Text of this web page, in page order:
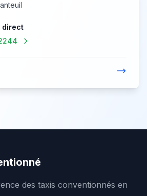
direct
des taxis conventionnés en